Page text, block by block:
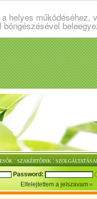
helyes
böngészésével
: SZAKÉRTŐINK :
Password:
Elfelejtettem a jelszavam